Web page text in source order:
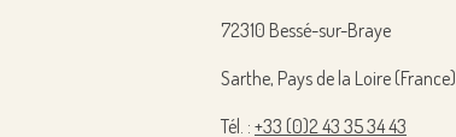
72310 Bessé-sur-Braye
Sarthe, Pays de la Loire (France)
Tél. : +33 (0)2 43 35 34 43